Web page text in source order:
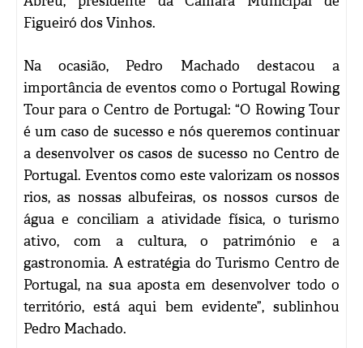
Figueiró dos Vinhos.
Na ocasião, Pedro Machado destacou a
importância de eventos como o Portugal Rowing
Tour para o Centro de Portugal: “O Rowing Tour
é um caso de sucesso e nós queremos continuar
a desenvolver os casos de sucesso no Centro de
Portugal. Eventos como este valorizam os nossos
rios, as nossas albufeiras, os nossos cursos de
água e conciliam a atividade física, o turismo
ativo, com a cultura, o património e a
gastronomia. A estratégia do Turismo Centro de
Portugal, na sua aposta em desenvolver todo o
território, está aqui bem evidente”, sublinhou
Pedro Machado.